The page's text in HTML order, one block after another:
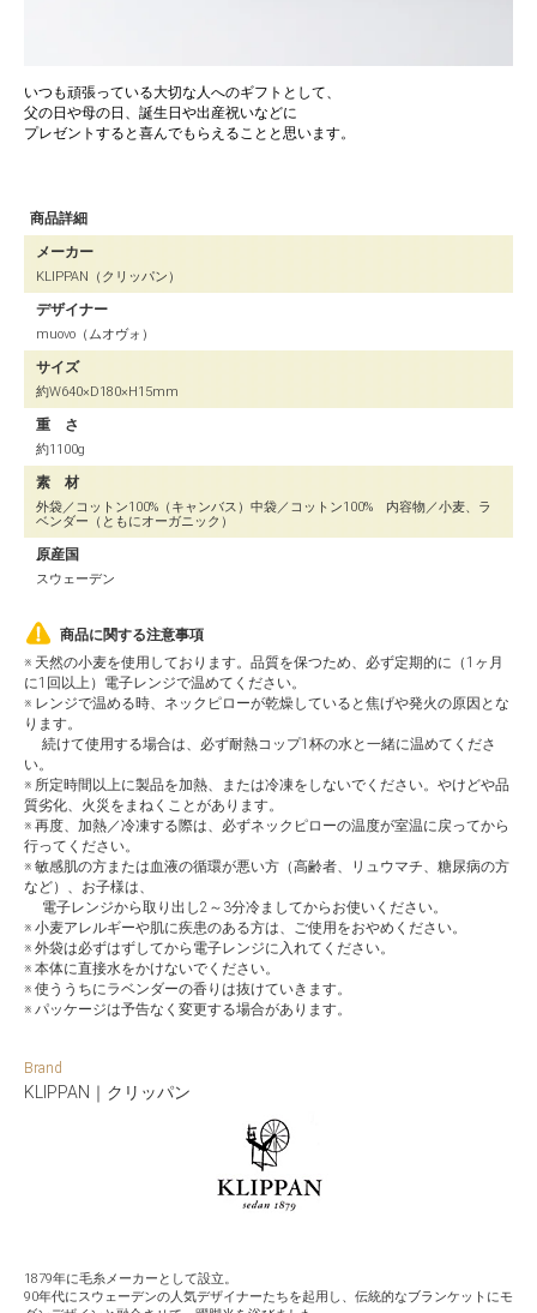
いつも頑張っている大切な人へのギフトとして、
父の日や母の日、誕生日や出産祝いなどに
プレゼントすると喜んでもらえることと思います。
商品詳細
メーカー
KLIPPAN（クリッパン）
デザイナー
muovo（ムオヴォ）
サイズ
約W640×D180×H15mm
重 さ
約1100g
素 材
外袋／コットン100%（キャンバス）中袋／コットン100% 内容物／小麦、ラ
ベンダー（ともにオーガニック）
原産国
スウェーデン
商品に関する注意事項
※ 天然の小麦を使用しております。品質を保つため、必ず定期的に（1ヶ月
に1回以上）電子レンジで温めてください。
※ レンジで温める時、ネックピローが乾燥していると焦げや発火の原因とな
ります。
続けて使用する場合は、必ず耐熱コップ1杯の水と一緒に温めてくださ
い。
※ 所定時間以上に製品を加熱、または冷凍をしないでください。やけどや品
質劣化、火災をまねくことがあります。
※ 再度、加熱／冷凍する際は、必ずネックピローの温度が室温に戻ってから
行ってください。
※ 敏感肌の方または血液の循環が悪い方（高齢者、リュウマチ、糖尿病の方
など）、お子様は、
電子レンジから取り出し2～3分冷ましてからお使いください。
※ 小麦アレルギーや肌に疾患のある方は、ご使用をおやめください。
※ 外袋は必ずはずしてから電子レンジに入れてください。
※ 本体に直接水をかけないでください。
※ 使ううちにラベンダーの香りは抜けていきます。
※ パッケージは予告なく変更する場合があります。
Brand
KLIPPAN｜クリッパン
1879年に毛糸メーカーとして設立。
90年代にスウェーデンの人気デザイナーたちを起用し、伝統的なブランケットにモ